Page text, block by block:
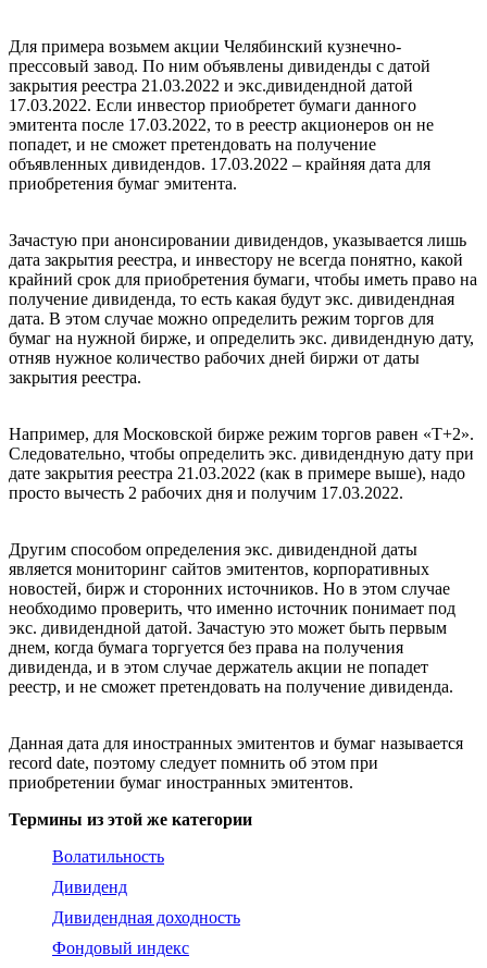
Для примера возьмем акции Челябинский кузнечно-
прессовый завод. По ним объявлены дивиденды с датой
закрытия реестра 21.03.2022 и экс.дивидендной датой
17.03.2022. Если инвестор приобретет бумаги данного
эмитента после 17.03.2022, то в реестр акционеров он не
попадет, и не сможет претендовать на получение
объявленных дивидендов. 17.03.2022 – крайняя дата для
приобретения бумаг эмитента.
Зачастую при анонсировании дивидендов, указывается лишь
дата закрытия реестра, и инвестору не всегда понятно, какой
крайний срок для приобретения бумаги, чтобы иметь право на
получение дивиденда, то есть какая будут экс. дивидендная
дата. В этом случае можно определить режим торгов для
бумаг на нужной бирже, и определить экс. дивидендную дату,
отняв нужное количество рабочих дней биржи от даты
закрытия реестра.
Например, для Московской бирже режим торгов равен «Т+2».
Следовательно, чтобы определить экс. дивидендную дату при
дате закрытия реестра 21.03.2022 (как в примере выше), надо
просто вычесть 2 рабочих дня и получим 17.03.2022.
Другим способом определения экс. дивидендной даты
является мониторинг сайтов эмитентов, корпоративных
новостей, бирж и сторонних источников. Но в этом случае
необходимо проверить, что именно источник понимает под
экс. дивидендной датой. Зачастую это может быть первым
днем, когда бумага торгуется без права на получения
дивиденда, и в этом случае держатель акции не попадет
реестр, и не сможет претендовать на получение дивиденда.
Данная дата для иностранных эмитентов и бумаг называется
record date, поэтому следует помнить об этом при
приобретении бумаг иностранных эмитентов.
Термины из этой же категории
Волатильность
Дивиденд
Дивидендная доходность
Фондовый индекс